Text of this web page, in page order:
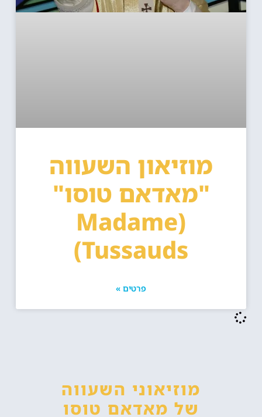
מוזיאון השעווה
"מאדאם טוסו"
(Madame
Tussauds)
פרטים »
מוזיאוני השעווה
של מאדאם טוסו